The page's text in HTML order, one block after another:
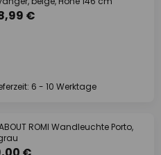
€
6 - 10 Werktage
ROMI Wandleuchte Porto,